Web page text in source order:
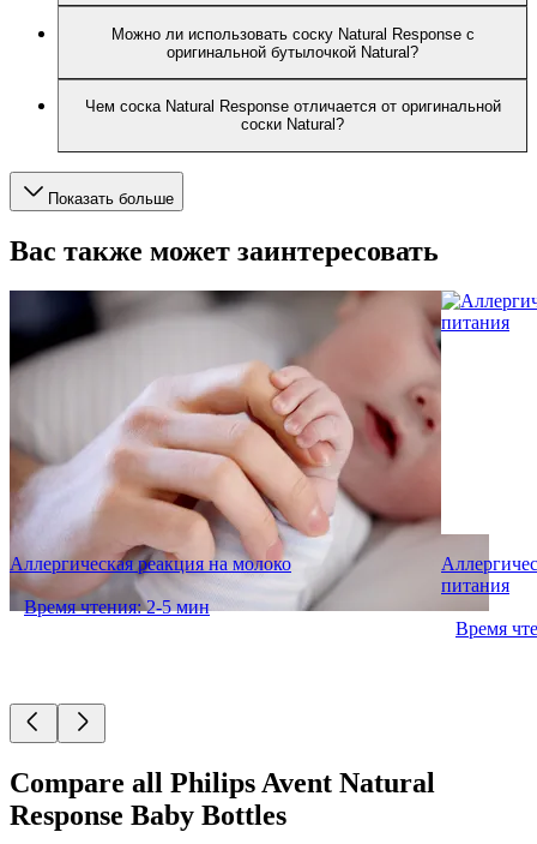
Можно ли использовать соску Natural Response с
оригинальной бутылочкой Natural?
Чем соска Natural Response отличается от оригинальной
соски Natural?
Показать больше
Вас также может заинтересовать
Aллергическая реакция на молоко
Время чтения: 2-5 мин
питания
Время
Compare all Philips Avent Natural
Response Baby Bottles